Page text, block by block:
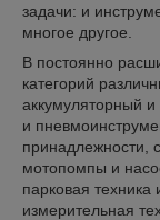
задачи: и
многое другое.
В постоянно
категорий
аккумуляторный и
и
принадлежности,
мотопомпы и
парковая техника
измерительная